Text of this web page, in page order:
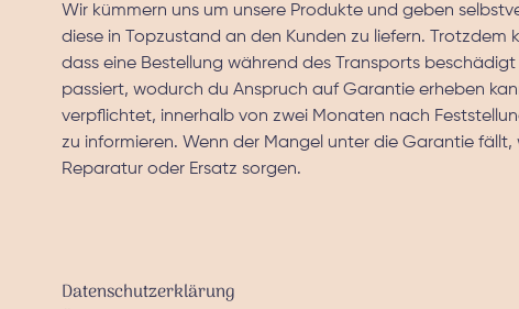
Wir kümmern uns um unsere Produkte und geben
diese in Topzustand an den Kunden zu liefern. Trotzdem
dass eine Bestellung während des Transports
passiert, wodurch du Anspruch auf Garantie erheben
verpflichtet, innerhalb von zwei Monaten nach
zu informieren. Wenn der Mangel unter die Garantie fällt,
Reparatur oder Ersatz sorgen.
Datenschutzerklärung